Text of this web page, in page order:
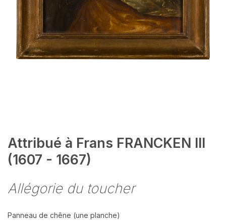
Attribué à Frans FRANCKEN III
(1607 - 1667)
Allégorie du toucher
Panneau de chêne (une planche)